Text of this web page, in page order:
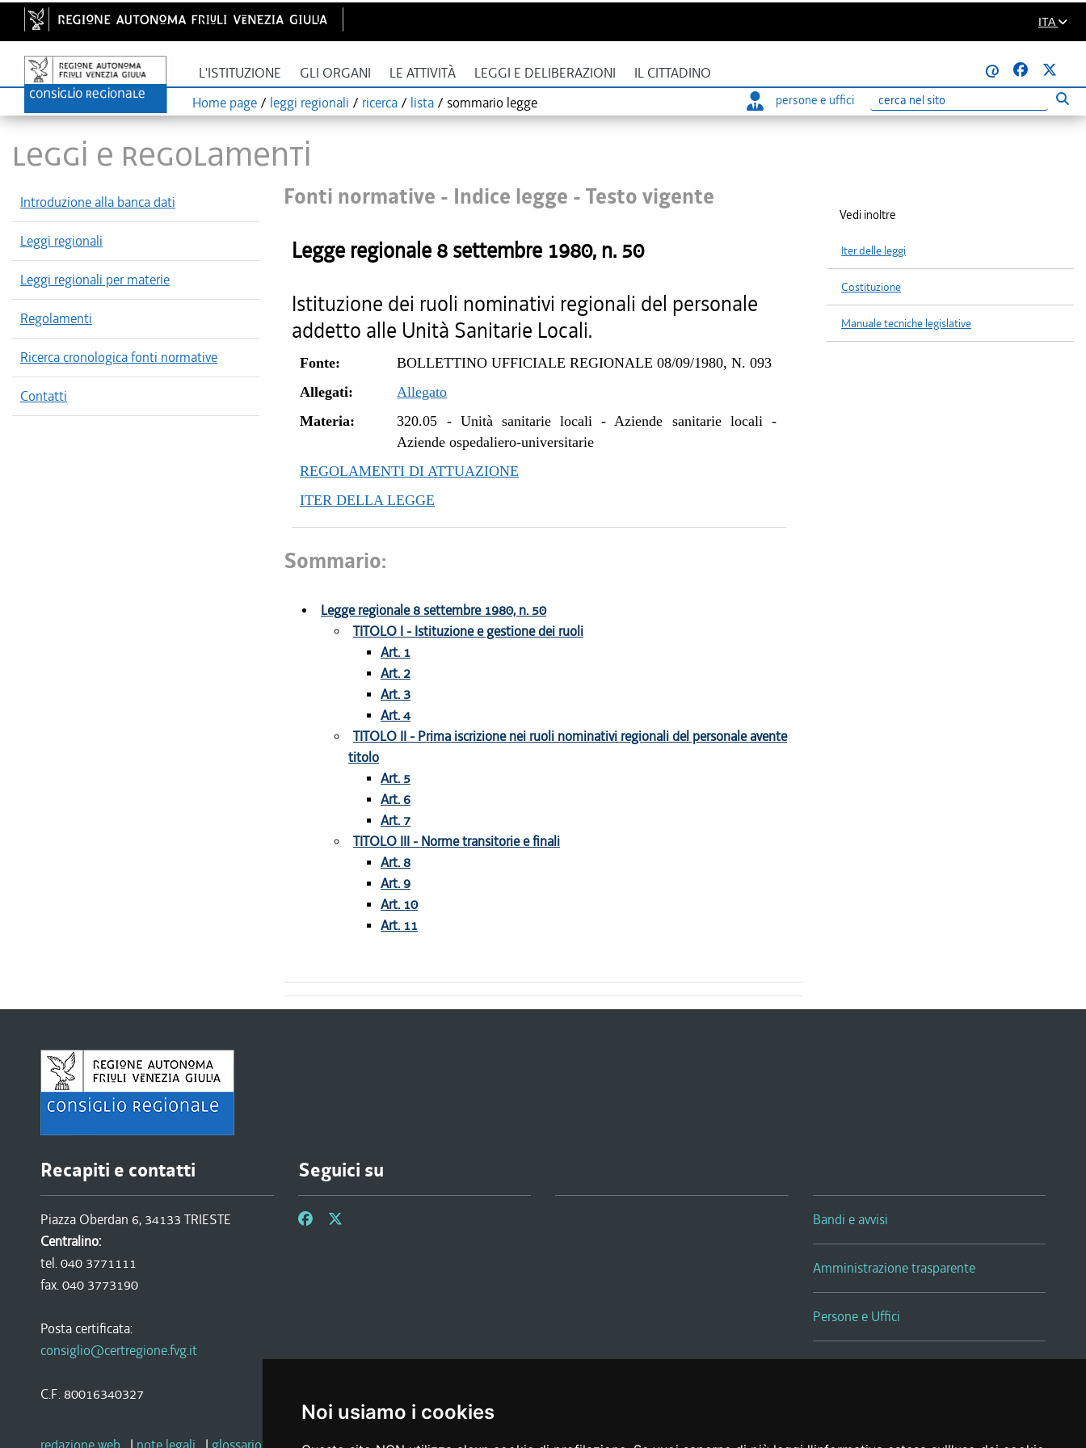
Noi usiamo i cookies
ITA
L'ISTITUZIONE GLI ORGANI LE ATTIVITÀ LEGGI E DELIBERAZIONI IL CITTADINO
@
Home page / leggi regionali / ricerca / lista / sommario legge persone e uffici
Ricerca
LEGGI E REGOLAMENTI
Introduzione alla banca dati
Leggi regionali
Leggi regionali per materie
Regolamenti
Ricerca cronologica fonti normative
Contatti
Fonti normative - Indice legge - Testo vigente
Legge regionale 8 settembre 1980, n. 50
Istituzione dei ruoli nominativi regionali del personale
addetto alle Unità Sanitarie Locali.
Fonte:
BOLLETTINO UFFICIALE REGIONALE 08/09/1980, N. 093
Allegati:
Allegato
Materia:
320.05 - Unità sanitarie locali - Aziende sanitarie locali -
Aziende ospedaliero-universitarie
REGOLAMENTI DI ATTUAZIONE
ITER DELLA LEGGE
Sommario:
Legge regionale 8 settembre 1980, n. 50
TITOLO I - Istituzione e gestione dei ruoli
Art. 1
Art. 2
Art. 3
Art. 4
TITOLO II - Prima iscrizione nei ruoli nominativi regionali del personale avente
titolo
Art. 5
Art. 6
Art. 7
TITOLO III - Norme transitorie e finali
Art. 8
Art. 9
Art. 10
Art. 11
Vedi inoltre
Iter delle leggi
Costituzione
Manuale tecniche legislative
Recapiti e contatti
Piazza Oberdan 6, 34133 TRIESTE
Centralino:
tel. 040 3771111
fax. 040 3773190
Posta certificata:
consiglio@certregione.fvg.it
C.F. 80016340327
Seguici su
Bandi e avvisi
Amministrazione trasparente
Persone e Uffici
Sala Tiziano Tessitori